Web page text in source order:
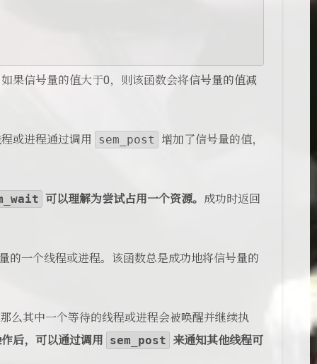
果信号量的值大于0，则该函数会将信号量的值减
或进程通过调用 sem_post 增加了信号量的值，
可以理解为尝试占用一个资源。 成功时返回
的一个线程或进程。该函数总是成功地将信号量的
么其中一个等待的线程或进程会被唤醒并继续执
后，可以通过调用 sem_post 来通知其他线程可